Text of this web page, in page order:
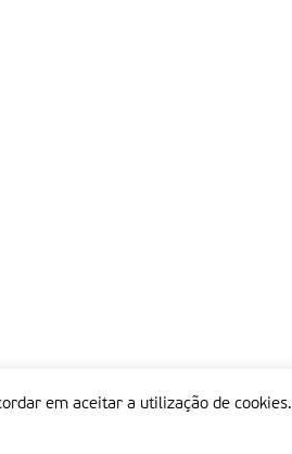
em aceitar a utilização de cookies.